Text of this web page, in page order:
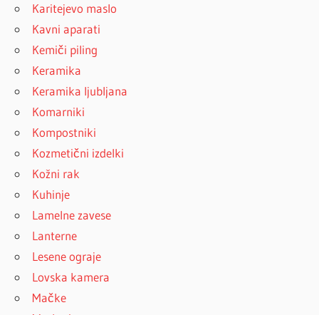
Karitejevo maslo
Kavni aparati
Kemiči piling
Keramika
Keramika ljubljana
Komarniki
Kompostniki
Kozmetični izdelki
Kožni rak
Kuhinje
Lamelne zavese
Lanterne
Lesene ograje
Lovska kamera
Mačke